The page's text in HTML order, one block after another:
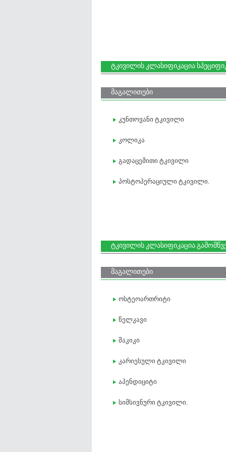
ტკივილის კლასიფიკაცია
მაგალითები
კუნთოვანი ტკივილი
კოლიკა
გადაცემითი ტკივილი
პოსტოპერაციული ტკივილი.
ტკივილის კლასიფიკაცია
მაგალითები
ოსტეოართრიტი
წელკავი
შაკიკი
კარიესული ტკივილი
აპენდიციტი
სიმსივნური ტკივილი.